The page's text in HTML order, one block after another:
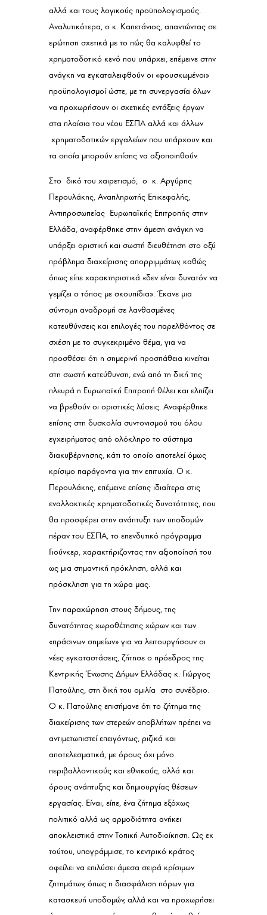
αλλά και τους λογικούς προϋπολογισμούς.
Αναλυτικότερα, ο κ. Καπετάνιος, απαντώντας σε
ερώτηση σχετικά με το πώς θα καλυφθεί το
χρηματοδοτικό κενό που υπάρχει, επέμεινε στην
ανάγκη να εγκαταλειφθούν οι «φουσκωμένοι»
προϋπολογισμοί ώστε, με τη συνεργασία όλων
να προχωρήσουν οι σχετικές εντάξεις έργων
στα πλαίσια του νέου ΕΣΠΑ αλλά και άλλων
χρηματοδοτικών εργαλείων που υπάρχουν και
τα οποία μπορούν επίσης να αξιοποιηθούν.
Στο δικό του χαιρετισμό, ο κ. Αργύρης
Περουλάκης, Αναπληρωτής Επικεφαλής,
Αντιπροσωπείας Ευρωπαϊκής Επιτροπής στην
Ελλάδα, αναφέρθηκε στην άμεση ανάγκη να
υπάρξει οριστική και σωστή διευθέτηση στο οξύ
πρόβλημα διαχείρισης απορριμμάτων, καθώς
όπως είπε χαρακτηριστικά «δεν είναι δυνατόν να
γεμίζει ο τόπος με σκουπίδια». Έκανε μια
σύντομη αναδρομή σε λανθασμένες
κατευθύνσεις και επιλογές του παρελθόντος σε
σχέση με το συγκεκριμένο θέμα, για να
προσθέσει ότι η σημερινή προσπάθεια κινείται
στη σωστή κατεύθυνση, ενώ από τη δική της
πλευρά η Ευρωπαϊκή Επιτροπή θέλει και ελπίζει
να βρεθούν οι οριστικές λύσεις. Αναφέρθηκε
επίσης στη δυσκολία συντονισμού του όλου
εγχειρήματος από ολόκληρο το σύστημα
διακυβέρνησης, κάτι το οποίο αποτελεί όμως
κρίσιμο παράγοντα για την επιτυχία. Ο κ.
Περουλάκης, επέμεινε επίσης ιδιαίτερα στις
εναλλακτικές χρηματοδοτικές δυνατότητες, που
θα προσφέρει στην ανάπτυξη των υποδομών
πέραν του ΕΣΠΑ, το επενδυτικό πρόγραμμα
Γιούνκερ, χαρακτήριζοντας την αξιοποίησή του
ως μια σημαντική πρόκληση, αλλά και
πρόσκληση για τη χώρα μας.
Την παραχώρηση στους δήμους, της
δυνατότητας χωροθέτησης χώρων και των
«πράσινων σημείων» για να λειτουργήσουν οι
νέες εγκαταστάσεις, ζήτησε ο πρόεδρος της
Κεντρικής Ένωσης Δήμων Ελλάδας κ. Γιώργος
Πατούλης, στη δική του ομιλία στο συνέδριο.
Ο κ. Πατούλης επισήμανε ότι το ζήτημα της
διαχείρισης των στερεών αποβλήτων πρέπει να
αντιμετωπιστεί επειγόντως, ριζικά και
αποτελεσματικά, με όρους όχι μόνο
περιβαλλοντικούς και εθνικούς, αλλά και
όρους ανάπτυξης και δημιουργίας θέσεων
εργασίας. Είναι, είπε, ένα ζήτημα εξόχως
πολιτικό αλλά ως αρμοδιότητα ανήκει
αποκλειστικά στην Τοπική Αυτοδιοίκηση. Ως εκ
τούτου, υπογράμμισε, το κεντρικό κράτος
οφείλει να επιλύσει άμεσα σειρά κρίσιμων
ζητημάτων, όπως η διασφάλιση πόρων για
κατασκευή υποδομών, αλλά και να προχωρήσει